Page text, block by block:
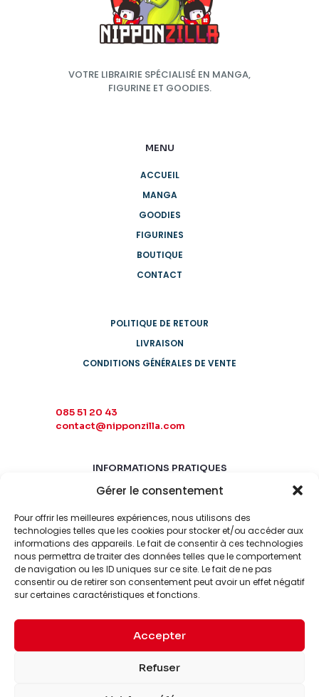
Gérer le consentement
Pour offrir les meilleures expériences, nous utilisons des
technologies telles que les cookies pour stocker et/ou accéder aux
informations des appareils. Le fait de consentir à ces technologies
nous permettra de traiter des données telles que le comportement
de navigation ou les ID uniques sur ce site. Le fait de ne pas
consentir ou de retirer son consentement peut avoir un effet négatif
sur certaines caractéristiques et fonctions.
Accepter
Refuser
VOTRE LIBRAIRIE SPÉCIALISÉ EN MANGA,
FIGURINE ET GOODIES.
MENU
ACCUEIL
MANGA
GOODIES
FIGURINES
BOUTIQUE
CONTACT
POLITIQUE DE RETOUR
LIVRAISON
CONDITIONS GÉNÉRALES DE VENTE
085 51 20 43
contact@nipponzilla.com
INFORMATIONS PRATIQUES
MARDI-SAMEDI
LUNDI-DIMANCHE
FERMÉ
© 2026 Nipponzilla. Tous
Mentions